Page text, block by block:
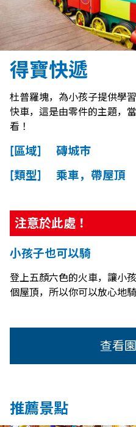
得寶快遞
杜普羅塊，為小孩子提供學
快車，這是由零件的主題，
看！
[區域] 磚城市
[類型] 乘車，帶屋頂
注意於此處！
小孩子也可以騎
登上五顏六色的火車，讓小
個屋頂，所以你可以放心地
查看
推薦景點